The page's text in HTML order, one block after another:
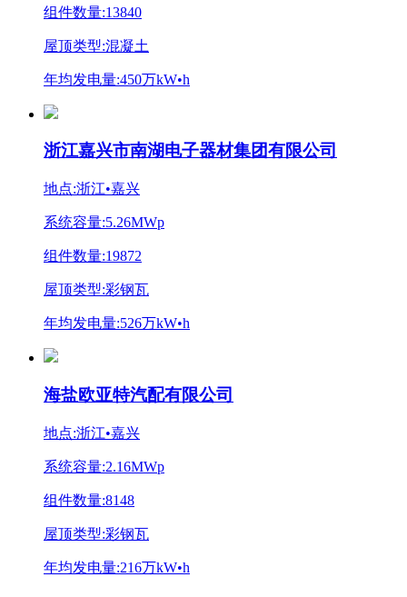
组件数量:13840
屋顶类型:混凝土
年均发电量:450万kW•h
浙江嘉兴市南湖电子器材集团有限公司
地点:浙江•嘉兴
系统容量:5.26MWp
组件数量:19872
屋顶类型:彩钢瓦
年均发电量:526万kW•h
海盐欧亚特汽配有限公司
地点:浙江•嘉兴
系统容量:2.16MWp
组件数量:8148
屋顶类型:彩钢瓦
年均发电量:216万kW•h